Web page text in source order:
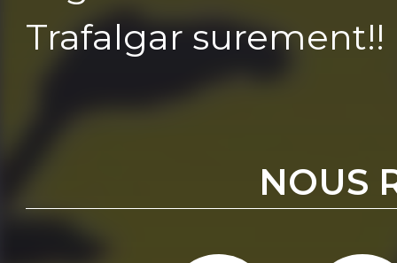
Trafalgar surement!!
NOUS